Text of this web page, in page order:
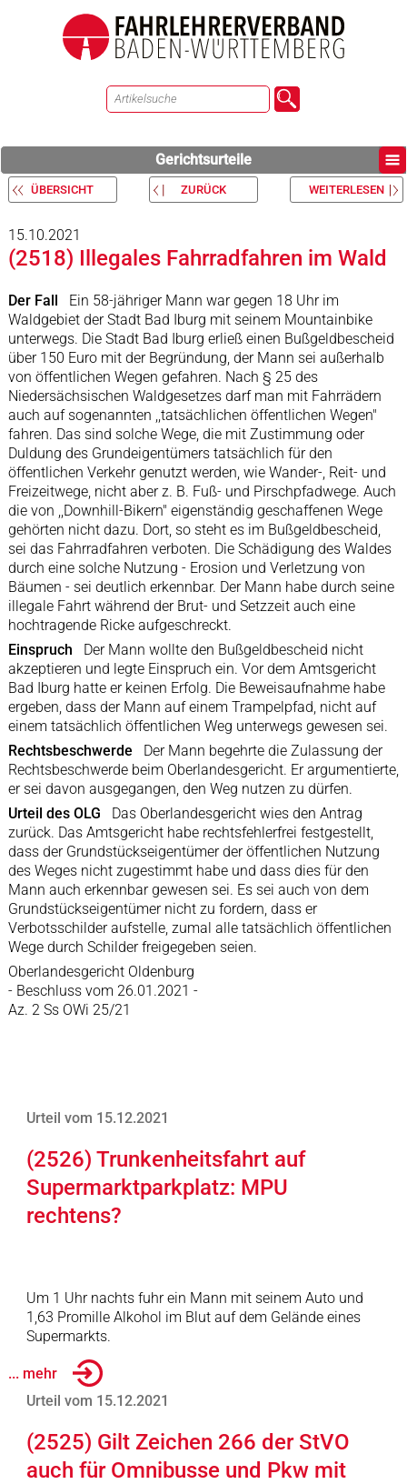
Gerichtsurteile
ÜBERSICHT ZURÜCK WEITERLESEN
15.10.2021
(2518) Illegales Fahrradfahren im Wald
Der Fall
Ein 58-jähriger Mann war gegen 18 Uhr im
Waldgebiet der Stadt Bad Iburg mit seinem Mountainbike
unterwegs. Die Stadt Bad Iburg erließ einen Bußgeldbescheid
über 150 Euro mit der Begründung, der Mann sei außerhalb
von öffentlichen Wegen gefahren. Nach § 25 des
Niedersächsischen Waldgesetzes darf man mit Fahrrädern
auch auf sogenannten ,,tatsächlichen öffentlichen Wegen"
fahren. Das sind solche Wege, die mit Zustimmung oder
Duldung des Grundeigentümers tatsächlich für den
öffentlichen Verkehr genutzt werden, wie Wander-, Reit- und
Freizeitwege, nicht aber z. B. Fuß- und Pirschpfadwege. Auch
die von ,,Downhill-Bikern" eigenständig geschaffenen Wege
gehörten nicht dazu. Dort, so steht es im Bußgeldbescheid,
sei das Fahrradfahren verboten. Die Schädigung des Waldes
durch eine solche Nutzung - Erosion und Verletzung von
Bäumen - sei deutlich erkennbar. Der Mann habe durch seine
illegale Fahrt während der Brut- und Setzzeit auch eine
hochtragende Ricke aufgeschreckt.
Einspruch
Der Mann wollte den Bußgeldbescheid nicht
akzeptieren und legte Einspruch ein. Vor dem Amtsgericht
Bad Iburg hatte er keinen Erfolg. Die Beweisaufnahme habe
ergeben, dass der Mann auf einem Trampelpfad, nicht auf
einem tatsächlich öffentlichen Weg unterwegs gewesen sei.
Rechtsbeschwerde
Der Mann begehrte die Zulassung der
Rechtsbeschwerde beim Oberlandesgericht. Er argumentierte,
er sei davon ausgegangen, den Weg nutzen zu dürfen.
Urteil des OLG
Das Oberlandesgericht wies den Antrag
zurück. Das Amtsgericht habe rechtsfehlerfrei festgestellt,
dass der Grundstückseigentümer der öffentlichen Nutzung
des Weges nicht zugestimmt habe und dass dies für den
Mann auch erkennbar gewesen sei. Es sei auch von dem
Grundstückseigentümer nicht zu fordern, dass er
Verbotsschilder aufstelle, zumal alle tatsächlich öffentlichen
Wege durch Schilder freigegeben seien.
Oberlandesgericht Oldenburg
- Beschluss vom 26.01.2021 -
Az. 2 Ss OWi 25/21
Urteil vom 15.12.2021
(2526) Trunkenheitsfahrt auf
Supermarktparkplatz: MPU
rechtens?
Um 1 Uhr nachts fuhr ein Mann mit seinem Auto und
1,63 Promille Alkohol im Blut auf dem Gelände eines
Supermarkts.
... mehr
Urteil vom 15.12.2021
(2525) Gilt Zeichen 266 der StVO
auch für Omnibusse und Pkw mit